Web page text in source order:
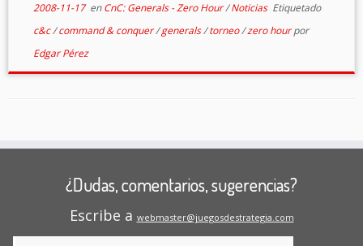
2008-11-17enCnC: Generals - Zero Hour/Noticias Etiquetado
c&c/command & conquer/generals/torneo/zero hourpor
Edgar Pérez
¿Dudas, comentarios, sugerencias?
Escribe a webmaster@juegosdestrategia.com